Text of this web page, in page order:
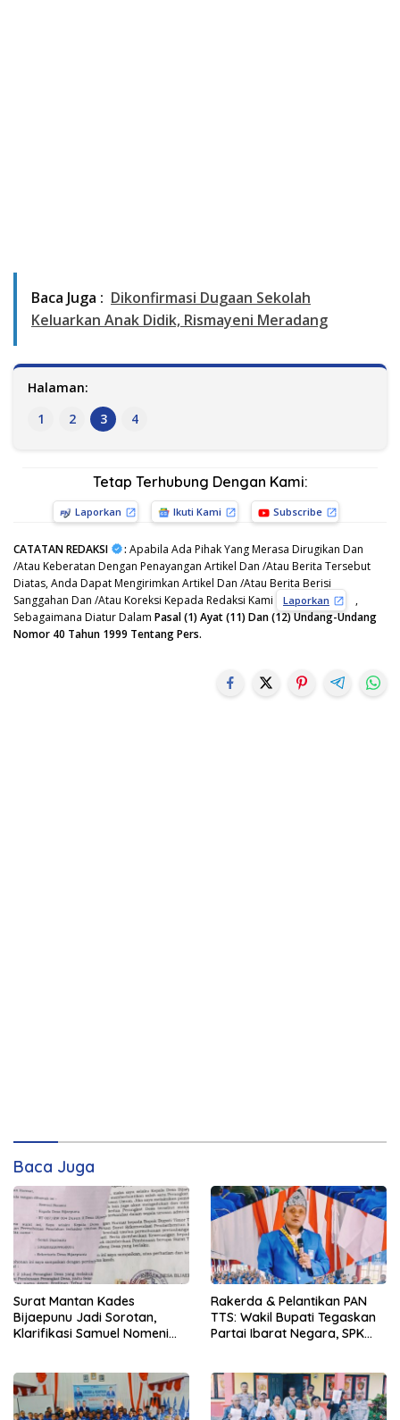
Baca Juga : Dikonfirmasi Dugaan Sekolah
Keluarkan Anak Didik, Rismayeni Meradang
Halaman:
1
2 3 4
Tetap Terhubung Dengan Kami:
Laporkan Ikuti Kami Subscribe
CATATAN REDAKSI : Apabila Ada Pihak Yang Merasa Dirugikan Dan
/Atau Keberatan Dengan Penayangan Artikel Dan /Atau Berita Tersebut
Diatas, Anda Dapat Mengirimkan Artikel Dan /Atau Berita Berisi
Sanggahan Dan /Atau Koreksi Kepada Redaksi Kami
Laporkan
,
Sebagaimana Diatur Dalam Pasal (1) Ayat (11) Dan (12) Undang-Undang
Nomor 40 Tahun 1999 Tentang Pers.
Baca Juga
Surat Mantan Kades
Bijaepunu Jadi Sorotan,
Klarifikasi Samuel Nomeni
Rakerda & Pelantikan PAN
TTS: Wakil Bupati Tegaskan
Partai Ibarat Negara, SPK
Uang